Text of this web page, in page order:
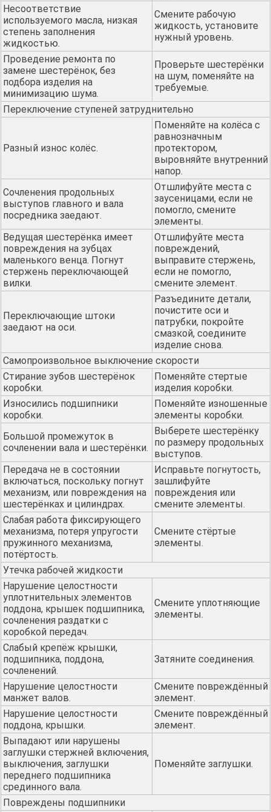
Несоответствие
используемого масла, низкая
степень заполнения
жидкостью.
Смените рабочую
жидкость, установите
нужный уровень.
Проведение ремонта по
замене шестерёнок, без
подбора изделия на
минимизацию шума.
Проверьте шестерёнки
на шум, поменяйте на
требуемые.
Переключение ступеней затруднительно
Разный износ колёс.
Поменяйте на колёса с
равнозначным
протектором,
выровняйте внутренний
напор.
Сочленения продольных
выступов главного и вала
посредника заедают.
Отшлифуйте места с
заусеницами, если не
помогло, смените
элементы.
Ведущая шестерёнка имеет
повреждения на зубцах
маленького венца. Погнут
стержень переключающей
вилки.
Отшлифуйте места
повреждений,
выправите стержень,
если не помогло,
смените элемент.
Переключающие штоки
заедают на оси.
Разъедините детали,
почистите оси и
патрубки, покройте
смазкой, соедините
изделие снова.
Самопроизвольное выключение скорости
Стирание зубов шестерёнок
коробки.
Поменяйте стертые
изделия коробки.
Износились подшипники
коробки.
Поменяйте изношенные
элементы коробки.
Большой промежуток в
сочленении вала и шестерёнки.
Выберете шестерёнку
по размеру продольных
выступов.
Передача не в состоянии
включаться, поскольку погнут
механизм, или повреждения на
шестерёнках и цилиндрах.
Исправьте погнутость,
зашлифуйте
повреждения или
смените элементы.
Слабая работа фиксирующего
механизма, потеря упругости
пружинного механизма,
потёртость.
Смените стёртые
элементы.
Утечка рабочей жидкости
Нарушение целостности
уплотнительных элементов
поддона, крышек подшипника,
сочленения раздатки с
коробкой передач.
Смените уплотняющие
элементы.
Слабый крепёж крышки,
подшипника, поддона,
сочленений.
Затяните соединения.
Нарушение целостности
манжет валов.
Смените повреждённый
элемент.
Нарушение целостности
поддона, крышки.
Смените повреждённый
элемент.
Выпадают или нарушены
заглушки стержней включения,
выключения, заглушки
переднего подшипника
срединного вала.
Поменяйте заглушки.
Повреждены подшипники